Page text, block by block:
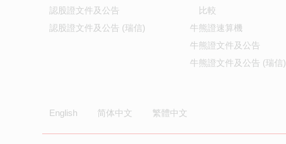
認股證文件及公告
認股證文件及公告 (瑞信)
比較
牛熊證速算機
牛熊證文件及公告
牛熊證文件及公告 (瑞信)
English 简体中文 繁體中文